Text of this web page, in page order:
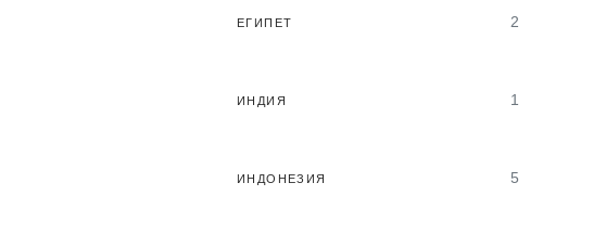
ЕГИПЕТ 2
ИНДИЯ 1
ИНДОНЕЗИЯ 5